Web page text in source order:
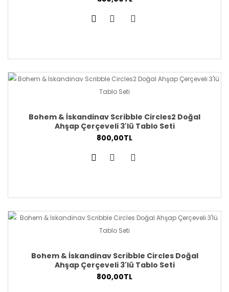
Bohem & İskandinav Scribble Circles2 Doğal
Ahşap Çerçeveli 3'lü Tablo Seti
800,00TL
Bohem & İskandinav Scribble Circles Doğal
Ahşap Çerçeveli 3'lü Tablo Seti
800,00TL